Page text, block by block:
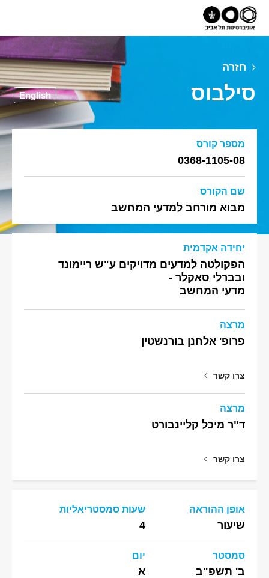
חזרה
סילבוס English
מספר קורס
0368-1105-08
שם הקורס
מבוא מורחב למדעי המחשב
יחידה אקדמית
הפקולטה למדעים מדויקים ע"ש ריימונד
ובברלי סאקלר -
מדעי המחשב
מרצה
פרופ' אלחנן בורנשטין
צרו קשר
מרצה
ד"ר מיכל קליינבורט
צרו קשר
אופן ההוראה
שיעור
שעות סמסטריאליות
4
סמסטר
ב' תשפ"ב
יום
א